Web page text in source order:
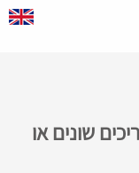
שונים או